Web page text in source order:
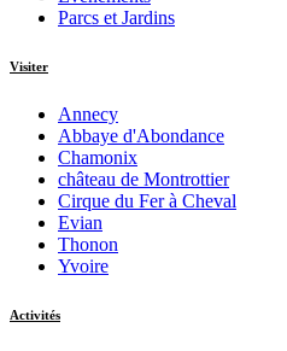
Parcs et Jardins
Visiter
Annecy
Abbaye d'Abondance
Chamonix
château de Montrottier
Cirque du Fer à Cheval
Evian
Thonon
Yvoire
Activités